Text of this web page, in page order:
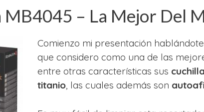
– La Mejor Del
Comienzo mi presentación
que considero como una de las
entre otras características sus
titanio, las cuales además son